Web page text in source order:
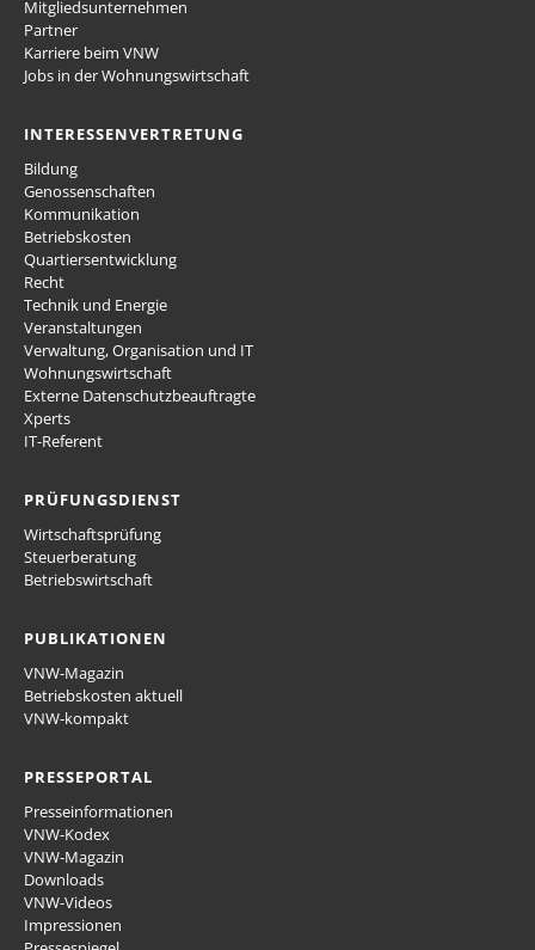
Mitgliedsunternehmen
Partner
Karriere beim VNW
Jobs in der Wohnungswirtschaft
INTERESSENVERTRETUNG
Bildung
Genossenschaften
Kommunikation
Betriebskosten
Quartiersentwicklung
Recht
Technik und Energie
Veranstaltungen
Verwaltung, Organisation und IT
Wohnungswirtschaft
Externe Datenschutzbeauftragte
Xperts
IT-Referent
PRÜFUNGSDIENST
Wirtschaftsprüfung
Steuerberatung
Betriebswirtschaft
PUBLIKATIONEN
VNW-Magazin
Betriebskosten aktuell
VNW-kompakt
PRESSEPORTAL
Presseinformationen
VNW-Kodex
VNW-Magazin
Downloads
VNW-Videos
Impressionen